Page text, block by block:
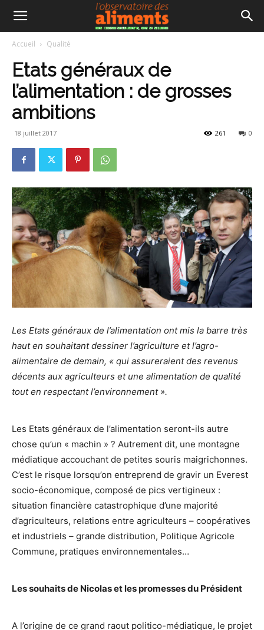
Accueil Qualité
Etats généraux de
l’alimentation : de grosses
ambitions
18 juillet 2017 0
261
Les Etats généraux de l’alimentation ont mis la barre très
haut en souhaitant dessiner l’agriculture et l’agro-
alimentaire de demain, « qui assureraient des revenus
décents aux agriculteurs et une alimentation de qualité
tout en respectant l’environnement ».
Les Etats généraux de l’alimentation seront-ils autre
chose qu’un « machin » ? Autrement dit, une montagne
médiatique accouchant de petites souris maigrichonnes.
C’est le risque lorsqu’on entreprend de gravir un Everest
socio-économique, composé de pics vertigineux :
situation financière catastrophique d’une majorité
d’agriculteurs, relations entre agriculteurs – coopératives
et industriels – grande distribution, Politique Agricole
Commune, pratiques environnementales…
Les souhaits de Nicolas et les promesses du Président
A l’origine de ce grand raout politico-médiatique, le projet